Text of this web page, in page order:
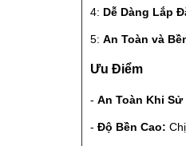
4: Dễ Dàng Lắp
5: An Toàn và
Ưu Điểm
- An Toàn Khi Sử
- Độ Bền Cao: